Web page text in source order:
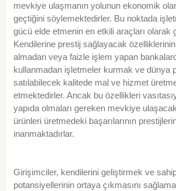
mevkiye ulaşmanın yolunun ekonomik
geçtiğini söylemektedirler. Bu noktada
gücü elde etmenin en etkili araçları olarak
Kendilerine prestij sağlayacak
almadan veya faizle işlem yapan
kullanmadan işletmeler kurmak ve dünya
satılabilecek kalitede mal ve hizmet
etmektedirler. Ancak bu özellikleri
yapıda olmaları gereken mevkiye
ürünleri üretmedeki başarılarının
inanmaktadırlar.
Girişimciler, kendilerini geliştirmek ve
potansiyellerinin ortaya çıkmasını